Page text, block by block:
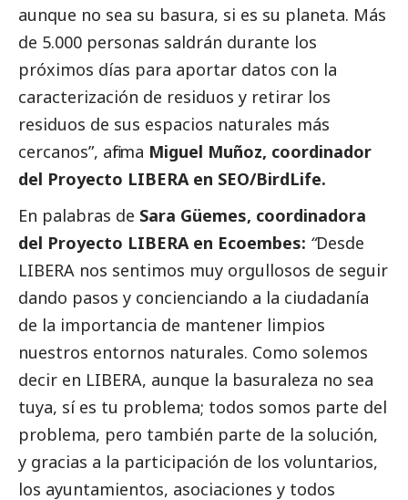
aunque no sea su basura, si es su planeta. Más
de 5.000 personas saldrán durante los
próximos días para aportar datos con la
caracterización de residuos y retirar los
residuos de sus espacios naturales más
cercanos”, afirma Miguel Muñoz, coordinador
del Proyecto LIBERA en SEO/BirdLife.
En palabras de Sara Güemes, coordinadora
del Proyecto LIBERA en Ecoembes: “Desde
LIBERA nos sentimos muy orgullosos de seguir
dando pasos y concienciando a la ciudadanía
de la importancia de mantener limpios
nuestros entornos naturales. Como solemos
decir en LIBERA, aunque la basuraleza no sea
tuya, sí es tu problema; todos somos parte del
problema, pero también parte de la solución,
y gracias a la participación de los voluntarios,
los ayuntamientos, asociaciones y todos